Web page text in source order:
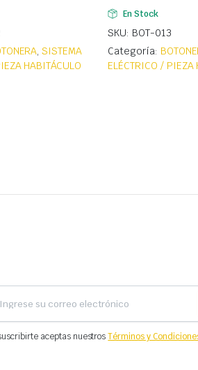
,SISTEMA
HABITÁCULO
En Stock
SKU: BOT-013
Categoría:
ELÉCTRICO / PIEZA
aceptas nuestrosTérminos y